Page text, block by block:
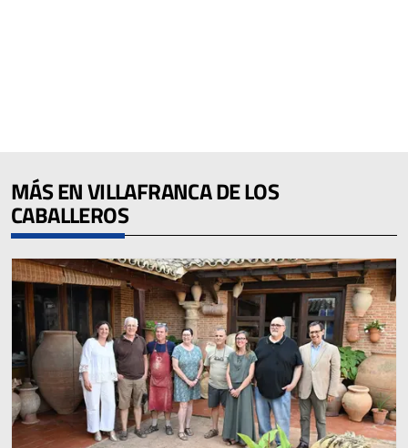
MÁS EN VILLAFRANCA DE LOS
CABALLEROS